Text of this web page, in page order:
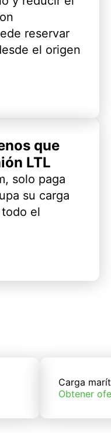
reservar
el origen
que
LTL
solo paga
su carga
el
Carga
Obtener